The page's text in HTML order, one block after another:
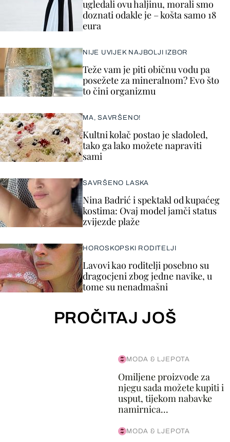
ugledali ovu haljinu, morali smo
doznati odakle je – košta samo 18
eura
NIJE UVIJEK NAJBOLJI IZBOR
Teže vam je piti običnu vodu pa
posežete za mineralnom? Evo što
to čini organizmu
MA, SAVRŠENO!
Kultni kolač postao je sladoled,
tako ga lako možete napraviti
sami
SAVRŠENO LASKA
Nina Badrić i spektakl od kupaćeg
kostima: Ovaj model jamči status
zvijezde plaže
HOROSKOPSKI RODITELJI
Lavovi kao roditelji posebno su
dragocjeni zbog jedne navike, u
tome su nenadmašni
PROČITAJ JOŠ
MODA & LJEPOTA
Omiljene proizvode za
njegu sada možete kupiti i
usput, tijekom nabavke
namirnica...
MODA & LJEPOTA